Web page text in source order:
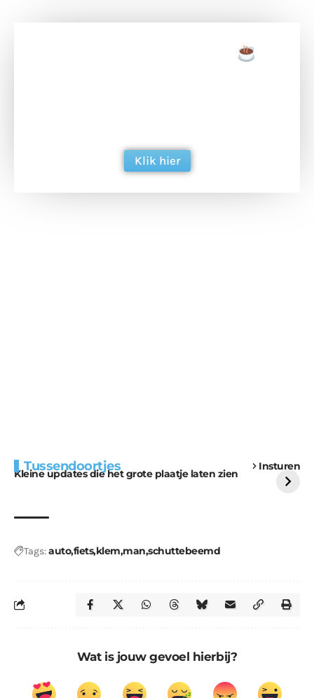
Klik hier
Tussendoortjes Insturen
Kleine updates die het grote plaatje laten zien
voor kabouters
uitdaging
Tags:autofietsklem man schuttebeemd
Wat is jouw gevoel hierbij?